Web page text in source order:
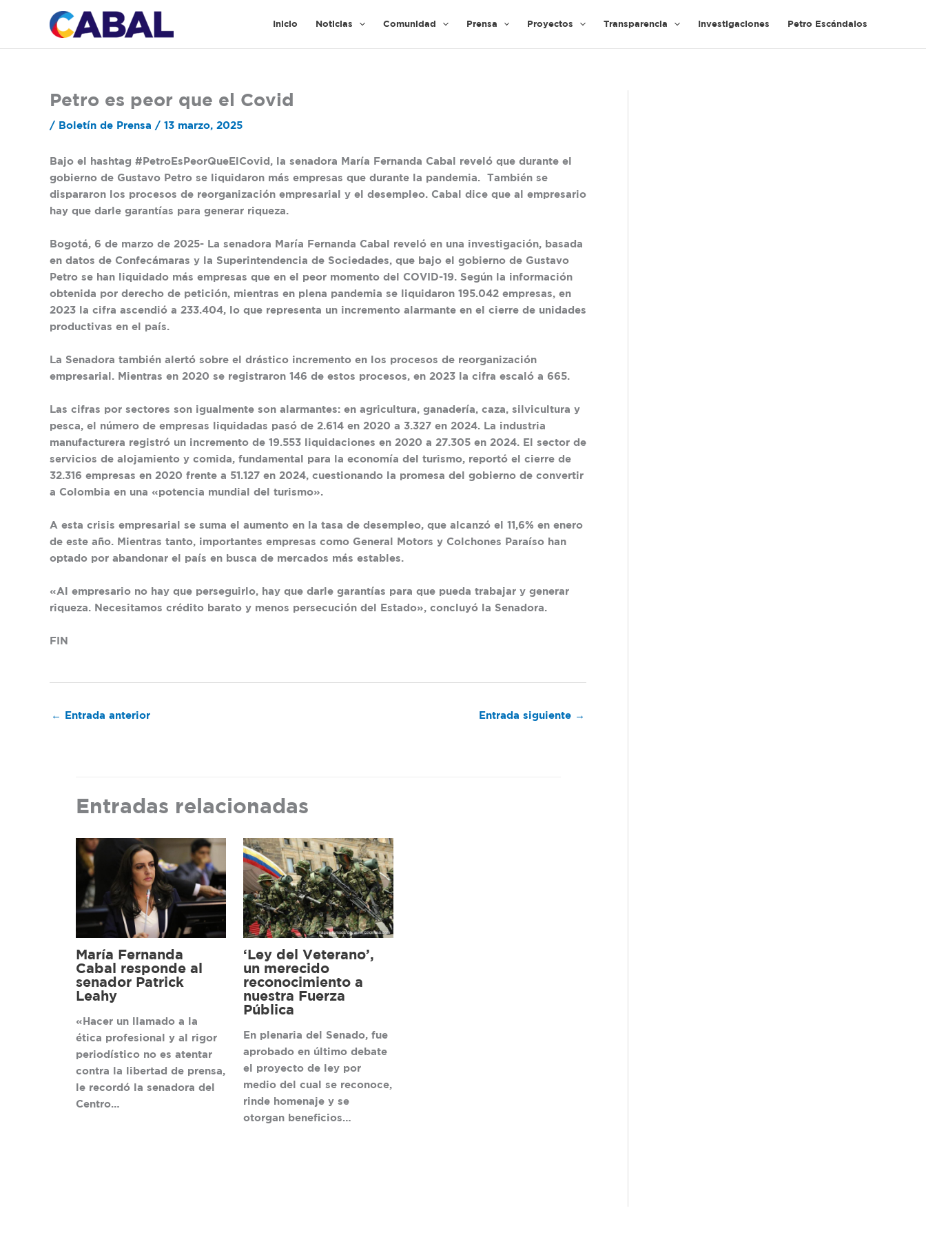
Inicio Noticias Comunidad Prensa Proyectos Transparencia Investigaciones Petro Escándalos
Petro es peor que el Covid
/ Boletín de Prensa / 13 marzo, 2025
Bajo el hashtag #PetroEsPeorQueElCovid, la senadora María Fernanda Cabal reveló que durante el
gobierno de Gustavo Petro se liquidaron más empresas que durante la pandemia. También se
dispararon los procesos de reorganización empresarial y el desempleo. Cabal dice que al empresario
hay que darle garantías para generar riqueza.
Bogotá, 6 de marzo de 2025-
La senadora María Fernanda Cabal reveló en una investigación, basada
en datos de Confecámaras y la Superintendencia de Sociedades, que bajo el gobierno de Gustavo
Petro se han liquidado más empresas que en el peor momento del COVID-19. Según la información
obtenida por derecho de petición, mientras en plena pandemia se liquidaron 195.042 empresas, en
2023 la cifra ascendió a 233.404, lo que representa un incremento alarmante en el cierre de unidades
productivas en el país.
La Senadora también alertó sobre el drástico incremento en los procesos de reorganización
empresarial. Mientras en 2020 se registraron 146 de estos procesos, en 2023 la cifra escaló a 665.
Las cifras por sectores son igualmente son alarmantes: en agricultura, ganadería, caza, silvicultura y
pesca, el número de empresas liquidadas pasó de 2.614 en 2020 a 3.327 en 2024. La industria
manufacturera registró un incremento de 19.553 liquidaciones en 2020 a 27.305 en 2024. El sector de
servicios de alojamiento y comida, fundamental para la economía del turismo, reportó el cierre de
32.316 empresas en 2020 frente a 51.127 en 2024, cuestionando la promesa del gobierno de convertir
a Colombia en una «potencia mundial del turismo».
A esta crisis empresarial se suma el aumento en la tasa de desempleo, que alcanzó el 11,6% en enero
de este año. Mientras tanto, importantes empresas como General Motors y Colchones Paraíso han
optado por abandonar el país en busca de mercados más estables.
«Al empresario no hay que perseguirlo, hay que darle garantías para que pueda trabajar y generar
riqueza. Necesitamos crédito barato y menos persecución del Estado», concluyó la Senadora.
FIN
← Entrada anterior Entrada siguiente →
Entradas relacionadas
María Fernanda
Cabal responde al
senador Patrick
Leahy
«Hacer un llamado a la
ética profesional y al rigor
periodístico no es atentar
contra la libertad de prensa,
le recordó la senadora del
Centro…
‘Ley del Veterano’,
un merecido
reconocimiento a
nuestra Fuerza
Pública
En plenaria del Senado, fue
aprobado en último debate
el proyecto de ley por
medio del cual se reconoce,
rinde homenaje y se
otorgan beneficios…